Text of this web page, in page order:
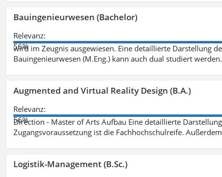
Bauingenieurwesen (Bachelor)
Relevanz:
56%
wird im Zeugnis ausgewiesen. Eine detaillierte Darstellung
Bauingenieurwesen (M.Eng.) kann auch dual studiert
Augmented and Virtual Reality Design (B.A.)
Relevanz:
56%
Direction - Master of Arts Aufbau Eine detaillierte
Zugangsvoraussetzung ist die Fachhochschulreife.
Logistik-Management (B.Sc.)